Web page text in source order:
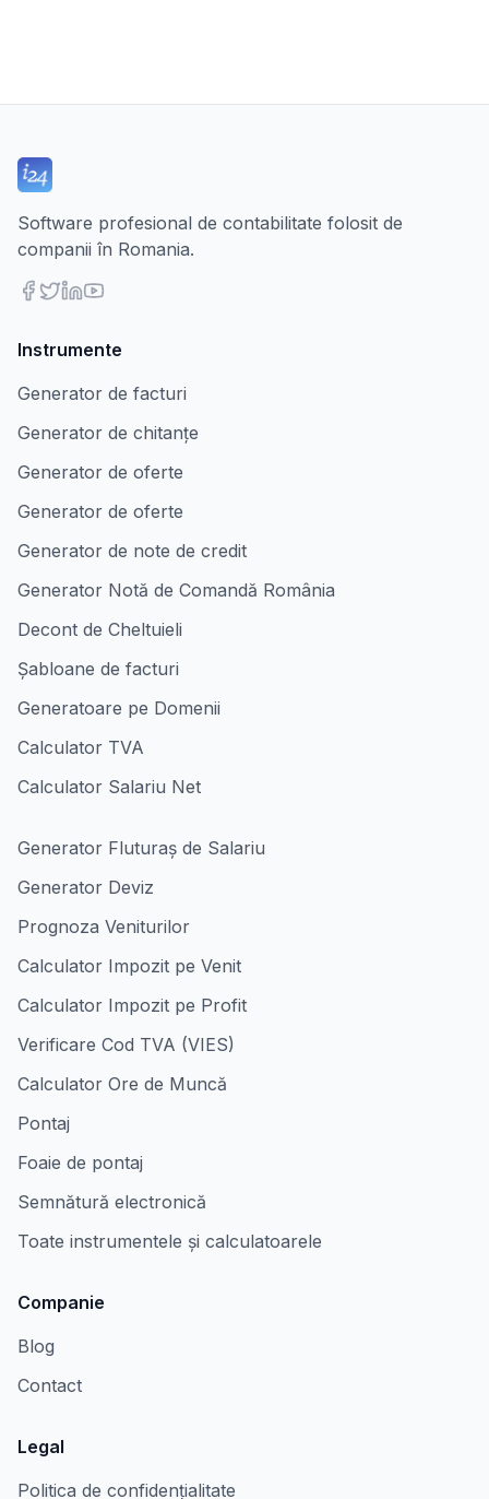
Software profesional de contabilitate folosit de
companii în Romania.
Instrumente
Generator de facturi
Generator de chitanțe
Generator de oferte
Generator de oferte
Generator de note de credit
Generator Notă de Comandă România
Decont de Cheltuieli
Șabloane de facturi
Generatoare pe Domenii
Calculator TVA
Calculator Salariu Net
Generator Fluturaș de Salariu
Generator Deviz
Prognoza Veniturilor
Calculator Impozit pe Venit
Calculator Impozit pe Profit
Verificare Cod TVA (VIES)
Calculator Ore de Muncă
Pontaj
Foaie de pontaj
Semnătură electronică
Toate instrumentele și calculatoarele
Companie
Blog
Contact
Legal
Politica de confidențialitate